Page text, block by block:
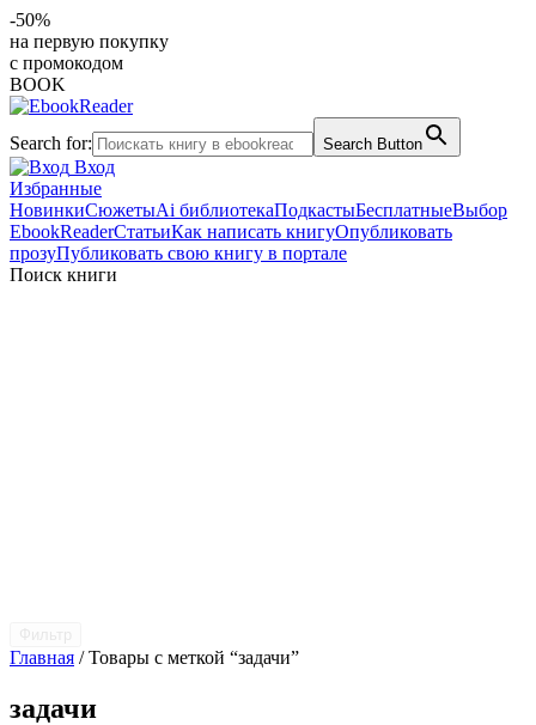
-50%
на первую покупку
с промокодом
BOOK
Search for: Search Button
Вход
Избранные
НовинкиСюжетыAi библиотекаПодкастыБесплатныеВыбор
EbookReaderСтатьиКак написать книгуОпубликовать
прозуПубликовать свою книгу в портале
Поиск книги
Главная / Товары с меткой “задачи”
задачи